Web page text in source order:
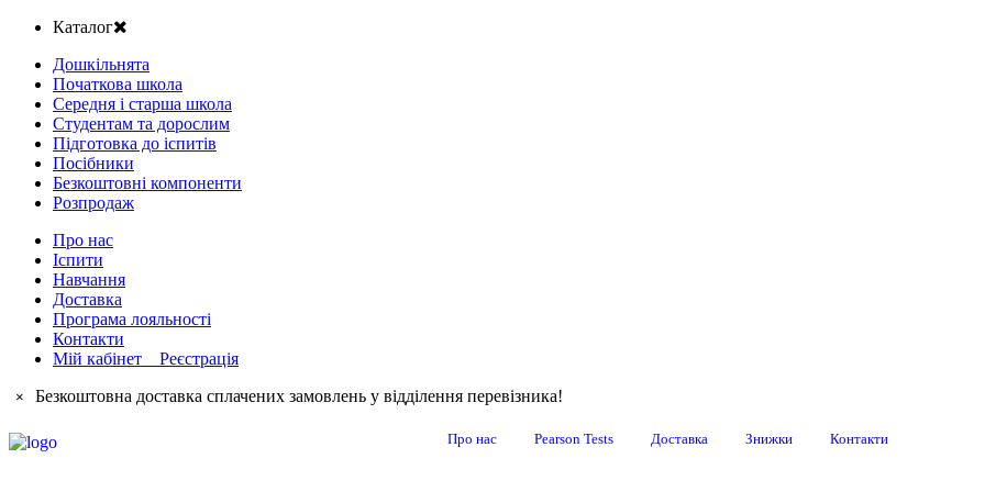
Каталог
Дошкільнята
Початкова школа
Середня і старша школа
Студентам та дорослим
Підготовка до іспитів
Посібники
Безкоштовні компоненти
Розпродаж
Про нас
Іспити
Навчання
Доставка
Програма лояльності
Контакти
Мій кабінет Реєстрація
× Безкоштовна доставка сплачених замовлень у відділення перевізника!
Про нас Pearson Tests Доставка Знижки Контакти